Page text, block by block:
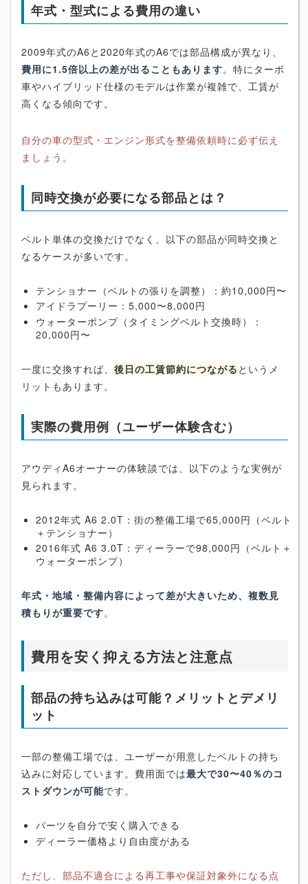
年式・型式による費用の違い
2009年式のA6と2020年式のA6では部品構成が異なり、
費用に1.5倍以上の差が出ることもあります。特にターボ
車やハイブリッド仕様のモデルは作業が複雑で、工賃が
高くなる傾向です。
自分の車の型式・エンジン形式を整備依頼時に必ず伝え
ましょう。
同時交換が必要になる部品とは？
ベルト単体の交換だけでなく、以下の部品が同時交換と
なるケースが多いです。
テンショナー（ベルトの張りを調整）：約10,000円〜
アイドラプーリー：5,000〜8,000円
ウォーターポンプ（タイミングベルト交換時）：
20,000円〜
一度に交換すれば、 後日の工賃節約につながる というメ
リットもあります。
実際の費用例（ユーザー体験含む）
アウディA6オーナーの体験談では、以下のような実例が
見られます。
2012年式 A6 2.0T：街の整備工場で65,000円（ベルト
＋テンショナー）
2016年式 A6 3.0T：ディーラーで98,000円（ベルト＋
ウォーターポンプ）
年式・地域・整備内容によって差が大きいため、複数見
積もりが重要です。
費用を安く抑える方法と注意点
部品の持ち込みは可能？メリットとデメリ
ット
一部の整備工場では、ユーザーが用意したベルトの持ち
込みに対応しています。費用面では最大で30〜40％のコ
ストダウンが可能です。
パーツを自分で安く購入できる
ディーラー価格より自由度がある
ただし、部品不適合による再工事や保証対象外になる点